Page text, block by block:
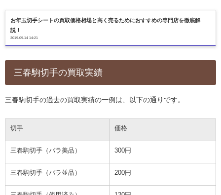
お年玉切手シートの買取価格相場と高く売るためにおすすめの専門店を徹底解
説！
2019-09-14 14:21
三春駒切手の買取実績
三春駒切手の過去の買取実績の一例は、以下の通りです。
切手 価格
三春駒切手（バラ美品） 300円
三春駒切手（バラ並品） 200円